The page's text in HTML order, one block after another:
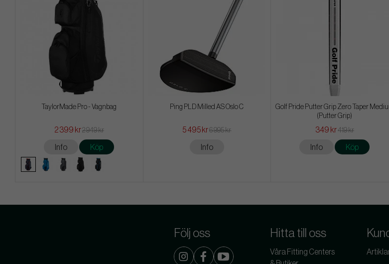
TaylorMade Pro - Vagnbag
2 399 kr2 949 kr
Info Köp
Ping PLD Milled AS Oslo C
5 495 kr6 995 kr
Info
Golf Pride Putter Grip Zero Taper
(Putter Grip)
349 kr419 kr
Info Köp
Följ oss Hitta till oss
Våra Fitting Centers